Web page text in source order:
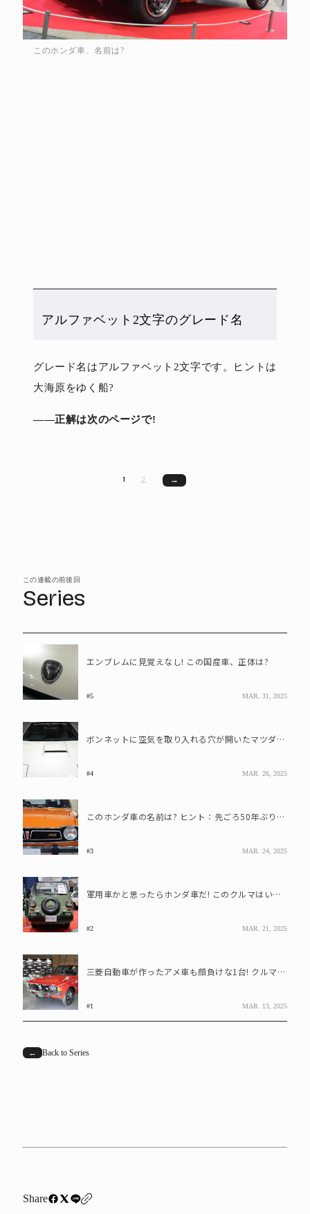
このホンダ車、名前は?
アルファベット2文字のグレード名
グレード名はアルファベット2文字です。ヒントは
大海原をゆく船?
――正解は次のページで!
1 2 →
この連載の前後回
Series
エンブレムに見覚えなし! この国産車、正体は?
#5 MAR. 31, 2025
ボンネットに空気を取り入れる穴が開いたマツダ車は珍しい? このクルマの正体は
#4 MAR. 26, 2025
このホンダ車の名前は? ヒント：先ごろ50年ぶりの復活を果たした車名です
#3 MAR. 24, 2025
軍用車かと思ったらホンダ車だ! このクルマはいったい?
#2 MAR. 21, 2025
三菱自動車が作ったアメ車も顔負けな1台! クルマの名前は?
#1 MAR. 13, 2025
← Back to Series
Share